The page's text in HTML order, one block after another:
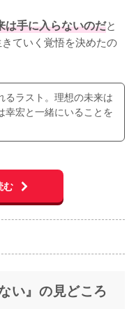
は手に入らないのだと
ていく覚悟を決めたの
るラスト。理想の未来は
幸宏と一緒にいることを
む
い』の見どころ